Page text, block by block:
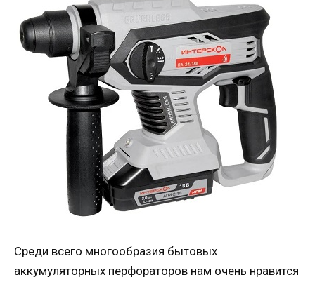
Среди всего многообразия бытовых
аккумуляторных перфораторов нам очень нравится